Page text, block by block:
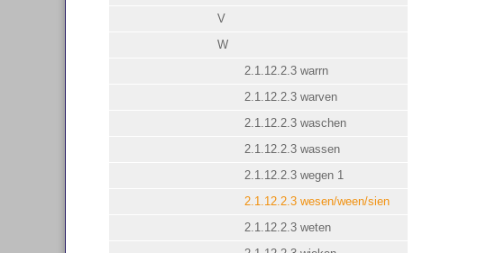
V
W
2.1.12.2.3 warrn
2.1.12.2.3 warven
2.1.12.2.3 waschen
2.1.12.2.3 wassen
2.1.12.2.3 wegen 1
2.1.12.2.3 wesen/ween/sien
2.1.12.2.3 weten